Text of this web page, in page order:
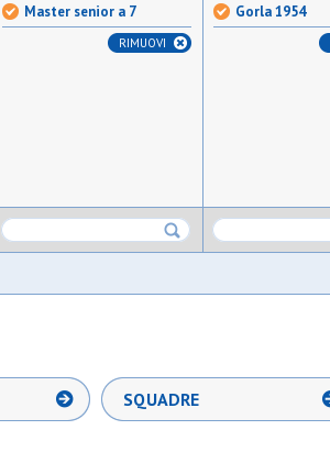
Master senior a 7
RIMUOVI
Gorla 1954
SQUADRE